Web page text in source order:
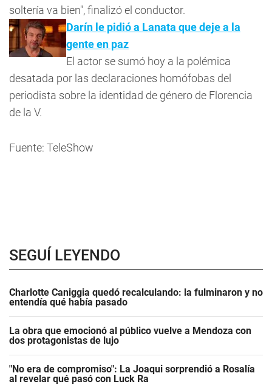
soltería va bien", finalizó el conductor.
Darín le pidió a Lanata que deje a la
gente en paz
El actor se sumó hoy a la polémica
desatada por las declaraciones homófobas del
periodista sobre la identidad de género de Florencia
de la V.
Fuente: TeleShow
SEGUÍ LEYENDO
Charlotte Caniggia quedó recalculando: la fulminaron y no
entendía qué había pasado
La obra que emocionó al público vuelve a Mendoza con
dos protagonistas de lujo
"No era de compromiso": La Joaqui sorprendió a Rosalía
al revelar qué pasó con Luck Ra